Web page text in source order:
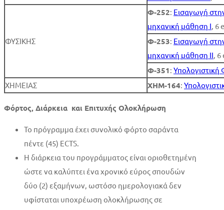
ΦΥΣΙΚΗΣ
Φ-252: Εισαγωγή
μηχανική μάθηση I, 6
Φ-253: Εισαγωγή
μηχανική μάθηση II, 6
Φ-351 : Υπολογιστική
ΧΗΜΕΙΑΣ
ΧΗΜ-164:
Φόρτος, Διάρκεια και Επιτυχής Ολοκλήρωση
Το πρόγραμμα έχει συνολικό φόρτο σαράντα
πέντε (45) ECTS.
Η διάρκεια του προγράμματος είναι οριοθετημένη
ώστε να καλύπτει ένα χρονικό εύρος σπουδών
δύο (2) εξαμήνων, ωστόσο ημερολογιακά δεν
υφίσταται υποχρέωση ολοκλήρωσης σε